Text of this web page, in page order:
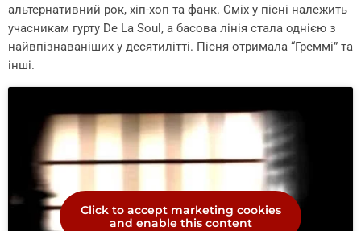
альтернативний рок, хіп-хоп та фанк. Сміх у пісні належить
учасникам гурту De La Soul, а басова лінія стала однією з
найвпізнаваніших у десятилітті. Пісня отримала “Греммі” та
інші.
Click to accept marketing cookies
and enable this content